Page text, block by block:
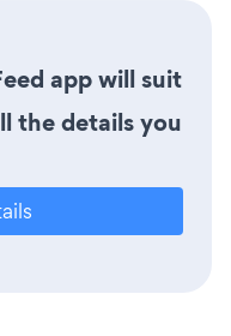
app will suit
the details you